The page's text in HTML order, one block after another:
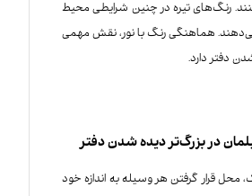
رنگ‌های تیره در چنین شرایطی محیط
هماهنگی رنگ با نور، نقش مهمی
دفتر دارد.
در بزرگ‌تر دیده شدن دفتر
محل قرار گرفتن هر وسیله به اندازه خود